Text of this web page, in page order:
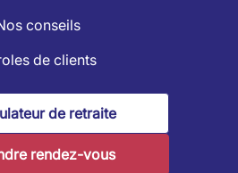
conseils
de clients
de retraite
rendez-vous